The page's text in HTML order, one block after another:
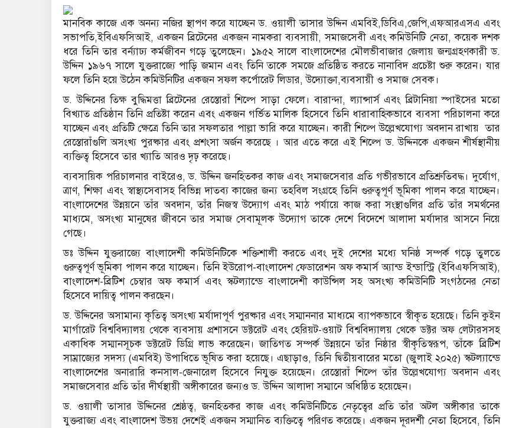
মানবিক কাজে এক অনন্য নজির স্থাপণ করে যাচ্ছেন ড. ওয়ালী তাসার উদ্দিন এমবিই,ডিবিএ,জেপি,এফআরএসএ এবং
সভাপতি,ইবিএফসিআই, একজন ব্রিটেনের একজন নামকরা ব্যবসায়ী, সমাজসেবী এবং কমিউনিটি নেতা, কয়েক দশক
ধরে তিনি তার বর্ন্যাঢ্য কর্মজীবন গড়ে তুলেছেন। ১৯৫২ সালে বাংলাদেশের মৌলভীবাজার জেলায় জন্মগ্রহণকারী ড.
উদ্দিন ১৯৬৭ সালে যুক্তরাজ্যে পাড়ি জমান এবং তিনি তাকে সমজে প্রতিষ্ঠিত করতে নানাবিদ প্রচেষ্টা শুরু করেন। যার
ফলে তিনি হয়ে উঠেন কমিউনিটির একজন সফল কর্পোরেট লিডার, উদ্যোক্তা,ব্যবসায়ী ও সমাজ সেবক।
ড. উদ্দিনের তিক্ষ বুদ্ধিমত্তা ব্রিটেনের রেস্তোরাঁ শিল্পে সাড়া ফেলে। বারান্দা, ল্যান্সার্স এবং ব্রিটানিয়া স্পাইসের মতো
বিখ্যাত প্রতিষ্ঠান তিনি প্রতিষ্টা করেন এবং একজন গর্ভিত মালিক হিসেবে তিনি ধারাবাহিকভাবে ব্যবসা পরিচালনা করে
যাচ্ছেন এবং প্রতিটি ক্ষেত্রে তিনি তার সফলতার পাল্লা ভারি করে যাচ্ছেন। কারী শিল্পে উল্লেখযোগ্য অবদান রাখায় তার
রেস্তোরাঁগুলি অসংখ্য পুরষ্কার এবং প্রশংসা অর্জন করেছে । আর এতে করে এই শিল্পে ড. উদ্দিনকে একজন শীর্ষস্থানীয়
ব্যক্তিত্ব হিসেবে তার খ্যাতি আরও দৃঢ় করেছে।
ব্যবসায়িক পরিচালনার বাইরেও, ড. উদ্দিন জনহিতকর কাজ এবং সমাজসেবার প্রতি গভীরভাবে প্রতিশ্রুতিবদ্ধ। দুর্যোগ,
ত্রাণ, শিক্ষা এবং স্বাস্থ্যসেবাসহ বিভিন্ন দাতব্য কাজের জন্য তহবিল সংগ্রহে তিনি গুরুত্বপূর্ণ ভূমিকা পালন করে যাচ্ছেন।
বাংলাদেশের উন্নয়নে তাঁর অবদান, তাঁর নিজস্ব উদ্যোগ এবং মাঠ পর্যায়ে কাজ করা সংস্থাগুলির প্রতি তাঁর সমর্থনের
মাধ্যমে, অসংখ্য মানুষের জীবনে তার সমাজ সেবামূলক উদ্যোগ তাকে দেশে বিদেশে আলাদা মর্যাদার আসনে নিয়ে
গেছে।
ডঃ উদ্দিন যুক্তরাজ্যে বাংলাদেশী কমিউনিটিকে শক্তিশালী করতে এবং দুই দেশের মধ্যে ঘনিষ্ঠ সম্পর্ক গড়ে তুলতে
গুরুত্বপূর্ণ ভূমিকা পালন করে যাচ্ছেন। তিনি ইউরোপ-বাংলাদেশ ফেডারেশন অফ কমার্স অ্যান্ড ইন্ডাস্ট্রি (ইবিএফসিআই),
বাংলাদেশ-ব্রিটিশ চেম্বার অফ কমার্স এবং স্কটল্যান্ডে বাংলাদেশী কাউন্সিল সহ অসংখ্য কমিউনিটি সংগঠনের নেতা
হিসেবে দায়িত্ব পালন করছেন।
ড. উদ্দিনের অসামান্য কৃতিত্ব অসংখ্য মর্যাদাপূর্ণ পুরষ্কার এবং সম্মাননার মাধ্যমে ব্যাপকভাবে স্বীকৃত হয়েছে। তিনি কুইন
মার্গারেট বিশ্ববিদ্যালয় থেকে ব্যবসায় প্রশাসনে ডক্টরেট এবং হেরিয়ট-ওয়াট বিশ্ববিদ্যালয় থেকে ডক্টর অফ লেটারসসহ
একাধিক সম্মানসূচক ডক্টরেট ডিগ্রি লাভ করেছেন। জাতিগত সম্পর্ক উন্নয়নে তাঁর নিষ্ঠার স্বীকৃতিস্বরূপ, তাঁকে ব্রিটিশ
সাম্রাজ্যের সদস্য (এমবিই) উপাধিতে ভূষিত করা হয়েছে। এছাড়াও, তিনি দ্বিতীয়বারের মতো (জুলাই ২০২৫) স্কটল্যান্ডে
বাংলাদেশের অনারারি কনসাল-জেনারেল হিসেবে নিযুক্ত হয়েছেন। রেস্তোরাঁ শিল্পে তাঁর উল্লেখযোগ্য অবদান এবং
সমাজসেবার প্রতি তাঁর দীর্ঘস্থায়ী অঙ্গীকারের জন্যও ড. উদ্দিন আলাদা সম্মানে অধিষ্ঠিত হয়েছেন।
ড. ওয়ালী তাসার উদ্দিনের শ্রেষ্ঠত্ব, জনহিতকর কাজ এবং কমিউনিটিতে নেতৃত্বের প্রতি তাঁর অটল অঙ্গীকার তাকে
যুক্তরাজ্য এবং বাংলাদেশ উভয় দেশেই একজন সম্মানিত ব্যক্তিত্বে পরিণত করেছে। একজন দূরদর্শী নেতা হিসেবে, তিনি